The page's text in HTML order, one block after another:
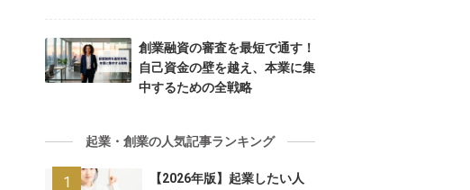
創業融資の審査を最短で通す！
自己資金の壁を越え、本業に集
中するための全戦略
起業・創業の人気記事ランキング
【2026年版】起業したい人